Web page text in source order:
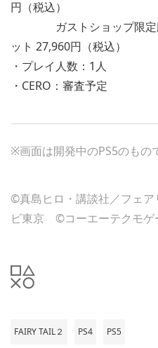
円（税込）
ガストショップ限定版
ット 27,960円（税込）
・プレイ人数：1人
・CERO：審査予定
※画面は開発中のPS5のもの
©真島ヒロ・講談社／フェ
ビ東京 ©コーエーテクモゲ
FAIRY TAIL２ PS4 PS5